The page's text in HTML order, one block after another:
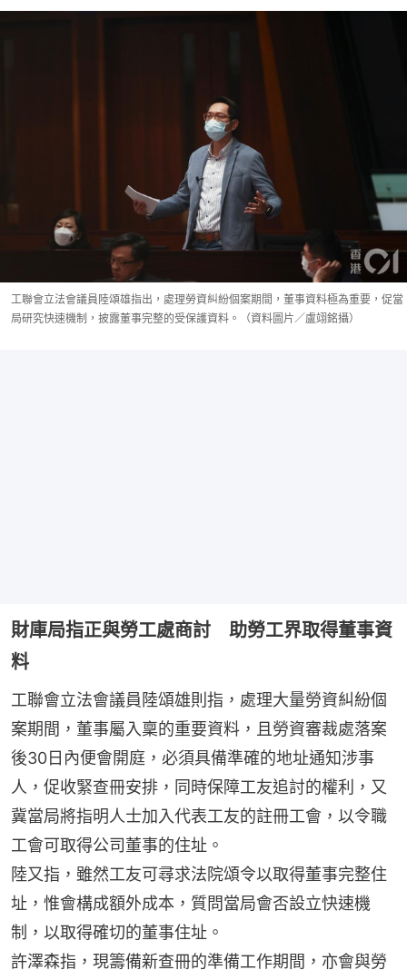
工聯會立法會議員陸頌雄指出，處理勞資糾紛個案期間，董事資料極為重要，促當
局研究快速機制，披露董事完整的受保護資料。（資料圖片／盧翊銘攝）
財庫局指正與勞工處商討 助勞工界取得董事資
料
工聯會立法會議員陸頌雄則指，處理大量勞資糾紛個
案期間，董事屬入稟的重要資料，且勞資審裁處落案
後30日內便會開庭，必須具備準確的地址通知涉事
人，促收緊查冊安排，同時保障工友追討的權利，又
冀當局將指明人士加入代表工友的註冊工會，以令職
工會可取得公司董事的住址。
陸又指，雖然工友可尋求法院頌令以取得董事完整住
址，惟會構成額外成本，質問當局會否設立快速機
制，以取得確切的董事住址。
許澤森指，現籌備新查冊的準備工作期間，亦會與勞